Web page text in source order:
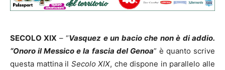
SECOLO XIX – “Vasquez e un bacio che non è di addio.
“Onoro il Messico e la fascia del Genoa” è quanto scrive
questa mattina il Secolo XIX, che dispone in parallelo alle